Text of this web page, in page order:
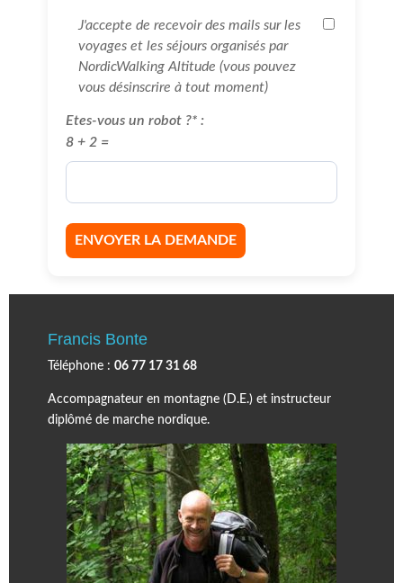
J'accepte de recevoir des mails sur les
voyages et les séjours organisés par
NordicWalking Altitude (vous pouvez
vous désinscrire à tout moment)
Etes-vous un robot ?* :
8 + 2 =
Francis Bonte
Téléphone : 06 77 17 31 68
Accompagnateur en montagne (D.E.) et instructeur
diplômé de marche nordique.